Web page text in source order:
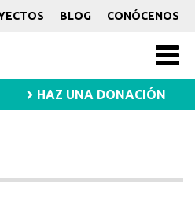
BLOG CONÓCENOS
HAZ UNA DONACIÓN